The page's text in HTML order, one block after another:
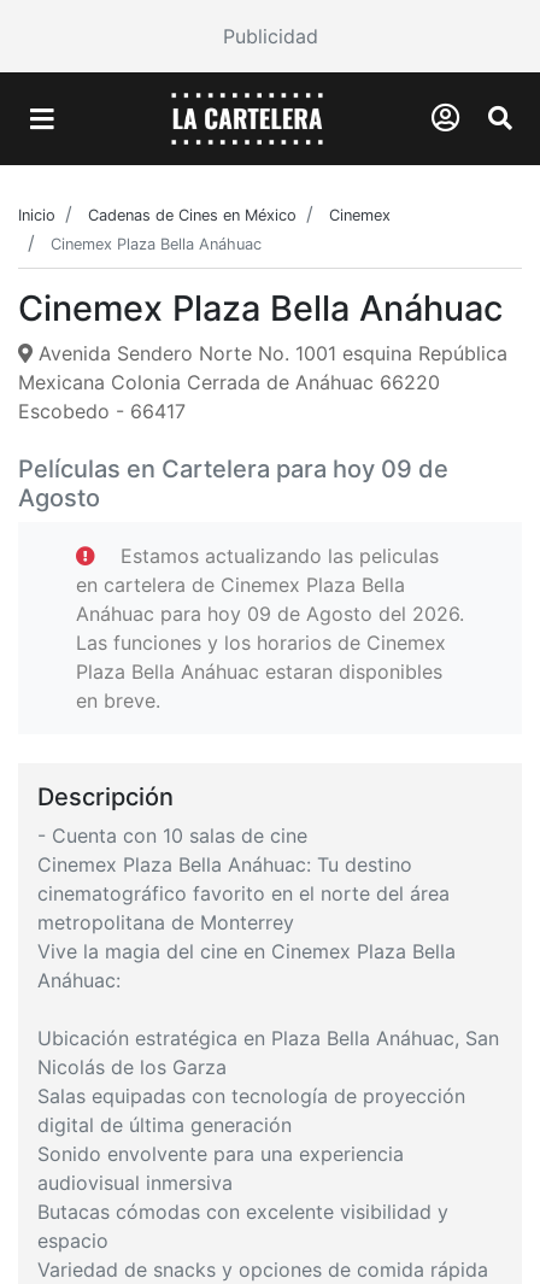
Publicidad
Inicio Cadenas de Cines en México
Cinemex
Cinemex Plaza Bella Anáhuac
Cinemex Plaza Bella Anáhuac
Avenida Sendero Norte No. 1001 esquina República
Mexicana Colonia Cerrada de Anáhuac 66220
Escobedo - 66417
Películas en Cartelera para hoy 09 de
Agosto
Estamos actualizando las peliculas
en cartelera de Cinemex Plaza Bella
Anáhuac para hoy 09 de Agosto del 2026.
Las funciones y los horarios de Cinemex
Plaza Bella Anáhuac estaran disponibles
en breve.
Descripción
- Cuenta con 10 salas de cine
Cinemex Plaza Bella Anáhuac: Tu destino
cinematográfico favorito en el norte del área
metropolitana de Monterrey
Vive la magia del cine en Cinemex Plaza Bella
Anáhuac:
Ubicación estratégica en Plaza Bella Anáhuac, San
Nicolás de los Garza
Salas equipadas con tecnología de proyección
digital de última generación
Sonido envolvente para una experiencia
audiovisual inmersiva
Butacas cómodas con excelente visibilidad y
espacio
Variedad de snacks y opciones de comida rápida